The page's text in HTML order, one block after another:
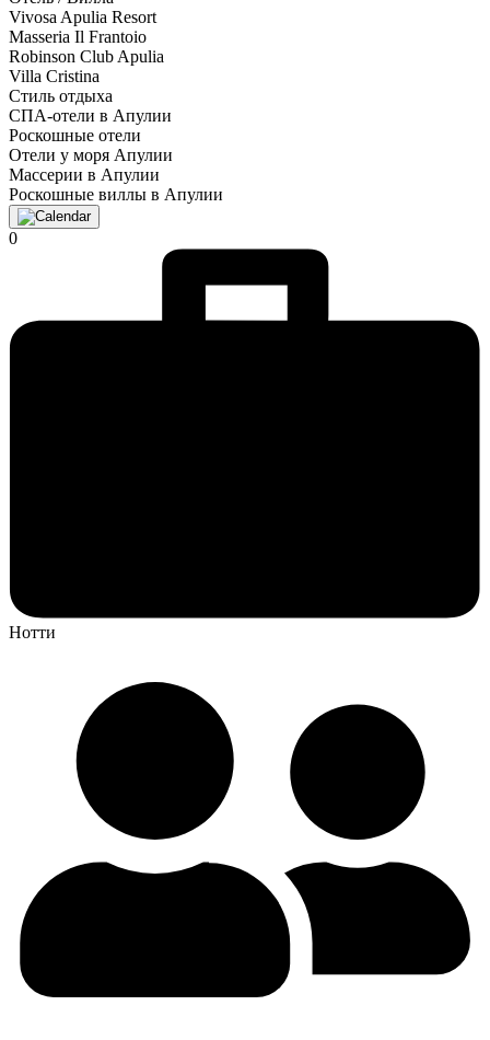
Vivosa Apulia Resort
Masseria Il Frantoio
Robinson Club Apulia
Villa Cristina
Стиль отдыха
СПА-отели в Апулии
Роскошные отели
Отели у моря Апулии
Массерии в Апулии
Роскошные виллы в Апулии
0
Нотти